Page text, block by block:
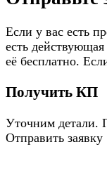
Если у вас есть
есть
её бесплатно.
Получить КП
Уточним детали.
Отправить заявку